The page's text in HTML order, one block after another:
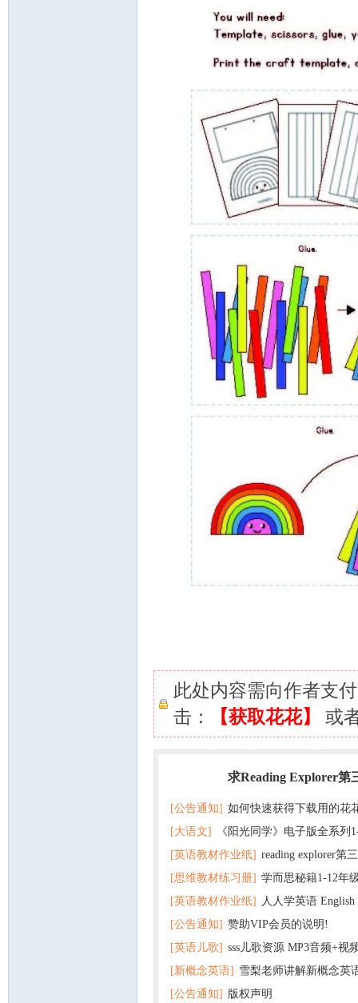
此处内容需向作者支
击：
【获取花花】 或
求Reading Explorer第
[公告通知] 如何快速获得下载用的花
[大语文]
《阳光同学》电子版全系列
+英语
[英语教材作业纸] reading explorer第
+音频 百度云网盘下载
[思维教材练习册] 学而思秘籍1-12年
子版PDF全册 百度网盘
[英语教材作业纸] 人人学英语
版pdf 百度网盘下载
[公告通知] 赞助VIP会员的说明!
[英语儿歌] sss儿歌资源 MP3音频+视
百度云网盘下载
[新概念英语] 雪梨老师讲解新概念英
[公告通知] 版权声明